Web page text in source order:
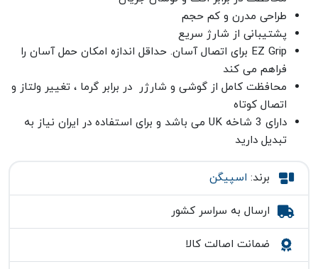
طراحی مدرن و کم حجم
پشتیبانی از شارژ سریع
EZ Grip برای اتصال آسان. حداقل اندازه امکان حمل آسان را
فراهم می کند
محافظت کامل از گوشی و شارژر در برابر گرما ، تغییر ولتاز و
اتصال کوتاه
دارای 3 شاخه UK می باشد و برای استفاده در ایران نیاز به
تبدیل دارید
برند: اسپیگن
ارسال به سراسر کشور
ضمانت اصالت کالا